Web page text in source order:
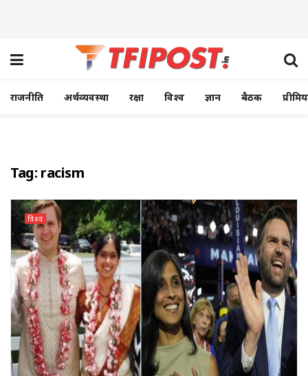
राजनीति अर्थव्यवस्था रक्षा विश्व ज्ञान बैठक
Tag: racism
विश्व